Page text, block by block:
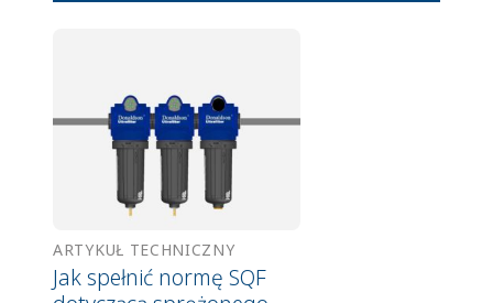
ARTYKUŁ TECHNICZNY
Jak spełnić normę SQF